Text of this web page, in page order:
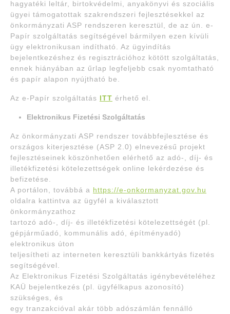
hagyatéki leltár, birtokvédelmi, anyakönyvi és szociális
ügyei támogatottak szakrendszeri fejlesztésekkel az
önkormányzati ASP rendszeren keresztül, de az ún. e-
Papír szolgáltatás segítségével bármilyen ezen kívüli
ügy elektronikusan indítható. Az ügyindítás
bejelentkezéshez és regisztrációhoz kötött szolgáltatás,
ennek hiányában az űrlap legfeljebb csak nyomtatható
és papír alapon nyújtható be.
Az e-Papír szolgáltatás ITT érhető el.
Elektronikus Fizetési Szolgáltatás
Az önkormányzati ASP rendszer továbbfejlesztése és
országos kiterjesztése (ASP 2.0) elnevezésű projekt
fejlesztéseinek köszönhetően elérhető az adó-, díj- és
illetékfizetési kötelezettségek online lekérdezése és
befizetése.
A portálon, továbbá a https://e-onkormanyzat.gov.hu
oldalra kattintva az ügyfél a kiválasztott
önkormányzathoz
tartozó adó-, díj- és illetékfizetési kötelezettségét (pl.
gépjárműadó, kommunális adó, építményadó)
elektronikus úton
teljesítheti az interneten keresztüli bankkártyás fizetés
segítségével.
Az Elektronikus Fizetési Szolgáltatás igénybevételéhez
KAÜ bejelentkezés (pl. ügyfélkapus azonosító)
szükséges, és
egy tranzakcióval akár több adószámlán fennálló